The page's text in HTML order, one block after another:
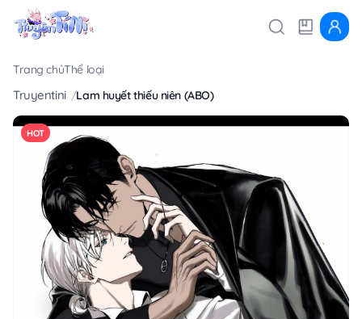
Trang chủThể loại
Truyentini Lam huyết thiếu niên (ABO)
HOT